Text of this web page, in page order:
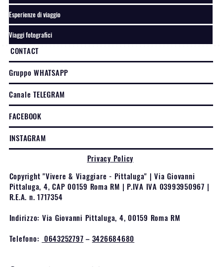
Esperienze di viaggio
Viaggi fotografici
CONTACT
Gruppo WHATSAPP
Canale TELEGRAM
FACEBOOK
INSTAGRAM
Privacy Policy
Copyright "Vivere & Viaggiare - Pittaluga" | Via Giovanni
Pittaluga, 4, CAP 00159 Roma RM | P.IVA IVA 03993950967 |
R.E.A. n. 1717354
Indirizzo: Via Giovanni Pittaluga, 4, 00159 Roma RM
Telefono: 0643252797 – 3426684680